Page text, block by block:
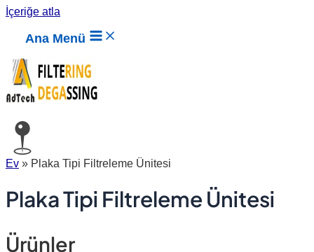
İçeriğe atla
Ana Menü
Ev » Plaka Tipi Filtreleme Ünitesi
Plaka Tipi Filtreleme Ünitesi
Ürünler